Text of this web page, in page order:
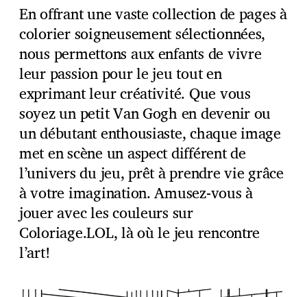
En offrant une vaste collection de pages à
colorier soigneusement sélectionnées,
nous permettons aux enfants de vivre
leur passion pour le jeu tout en
exprimant leur créativité. Que vous
soyez un petit Van Gogh en devenir ou
un débutant enthousiaste, chaque image
met en scène un aspect différent de
l’univers du jeu, prêt à prendre vie grâce
à votre imagination. Amusez-vous à
jouer avec les couleurs sur
Coloriage.LOL, là où le jeu rencontre
l’art!